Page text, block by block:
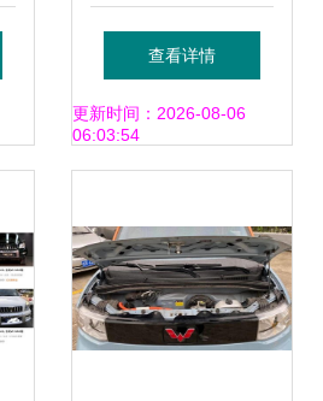
直接买新车或二手
车？个人交易全攻
查看详情
更新时间：2026-08-06
06:03:54